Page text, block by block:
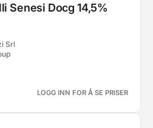
Senesi Docg 14,5%
Srl
LOGG INN FOR Å SE PRISER